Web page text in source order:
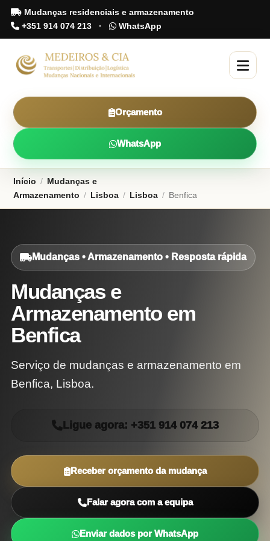
Mudanças residenciais e armazenamento
+351 914 074 213 · WhatsApp
Orçamento
WhatsApp
Início / Mudanças e
Armazenamento / Lisboa / Lisboa / Benfica
Mudanças • Armazenamento • Resposta rápida
Mudanças e
Armazenamento em
Benfica
Serviço de mudanças e armazenamento em
Benfica, Lisboa.
Ligue agora: +351 914 074 213
Receber orçamento da mudança
Falar agora com a equipa
Enviar dados por WhatsApp